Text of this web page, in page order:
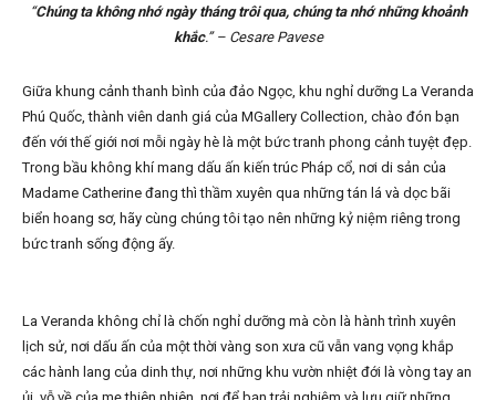
“Chúng ta không nhớ ngày tháng trôi qua, chúng ta nhớ những khoảnh
khắc.” – Cesare Pavese
Giữa khung cảnh thanh bình của đảo Ngọc, khu nghỉ dưỡng La Veranda
Phú Quốc, thành viên danh giá của MGallery Collection, chào đón bạn
đến với thế giới nơi mỗi ngày hè là một bức tranh phong cảnh tuyệt đẹp.
Trong bầu không khí mang dấu ấn kiến trúc Pháp cổ, nơi di sản của
Madame Catherine đang thì thầm xuyên qua những tán lá và dọc bãi
biển hoang sơ, hãy cùng chúng tôi tạo nên những kỷ niệm riêng trong
bức tranh sống động ấy.
La Veranda không chỉ là chốn nghỉ dưỡng mà còn là hành trình xuyên
lịch sử, nơi dấu ấn của một thời vàng son xưa cũ vẫn vang vọng khắp
các hành lang của dinh thự, nơi những khu vườn nhiệt đới là vòng tay an